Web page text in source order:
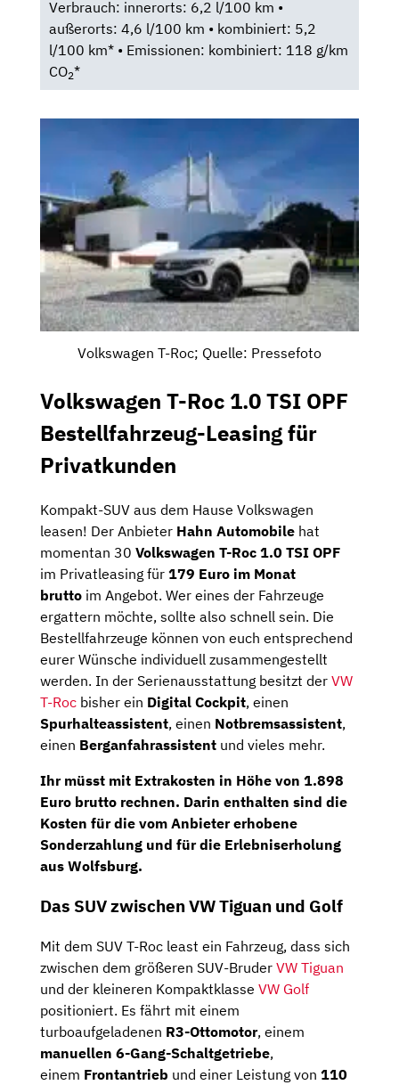
Verbrauch: innerorts: 6,2 l/100 km •
außerorts: 4,6 l/100 km • kombiniert: 5,2
l/100 km* • Emissionen: kombiniert: 118 g/km
CO2*
Volkswagen T-Roc; Quelle: Pressefoto
Volkswagen T-Roc 1.0 TSI OPF
Bestellfahrzeug-Leasing für
Privatkunden
Kompakt-SUV aus dem Hause Volkswagen
leasen! Der Anbieter Hahn Automobile hat
momentan 30 Volkswagen T-Roc 1.0 TSI OPF
im Privatleasing für 179 Euro im Monat
brutto im Angebot. Wer eines der Fahrzeuge
ergattern möchte, sollte also schnell sein. Die
Bestellfahrzeuge können von euch entsprechend
eurer Wünsche individuell zusammengestellt
werden. In der Serienausstattung besitzt der VW
T-Roc bisher ein Digital Cockpit, einen
Spurhalteassistent, einen Notbremsassistent,
einen Berganfahrassistent und vieles mehr.
Ihr müsst mit Extrakosten in Höhe von 1.898
Euro brutto rechnen. Darin enthalten sind die
Kosten für die vom Anbieter erhobene
Sonderzahlung und für die Erlebniserholung
aus Wolfsburg.
Das SUV zwischen VW Tiguan und Golf
Mit dem SUV T-Roc least ein Fahrzeug, dass sich
zwischen dem größeren SUV-Bruder VW Tiguan
und der kleineren Kompaktklasse VW Golf
positioniert. Es fährt mit einem
turboaufgeladenen R3-Ottomotor, einem
manuellen 6-Gang-Schaltgetriebe,
einem Frontantrieb und einer Leistung von 110